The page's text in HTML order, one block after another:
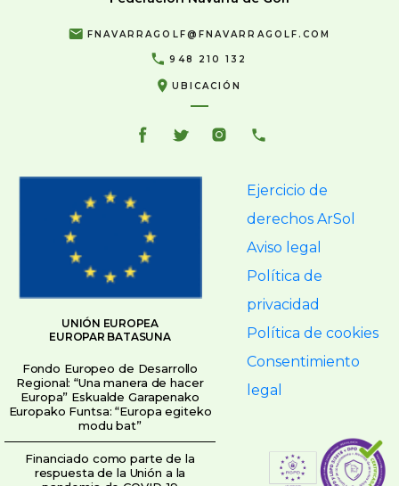
FNAVARRAGOLF@FNAVARRAGOLF.COM
948 210 132
UBICACIÓN
UNIÓN EUROPEA
EUROPAR BATASUNA
Fondo Europeo de Desarrollo
Regional: “Una manera de hacer
Europa” Eskualde Garapenako
Europako Funtsa: “Europa egiteko
modu bat”
Financiado como parte de la
respuesta de la Unión a la
Ejercicio de
derechos ArSol
Aviso legal
Política de
privacidad
Política de cookies
Consentimiento
legal